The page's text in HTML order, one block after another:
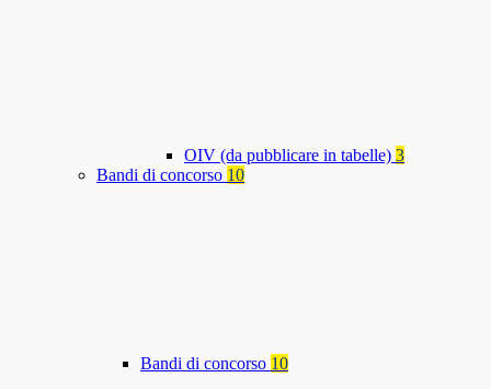
OIV (da pubblicare in tabelle) 3
Bandi di concorso 10
Bandi di concorso 10